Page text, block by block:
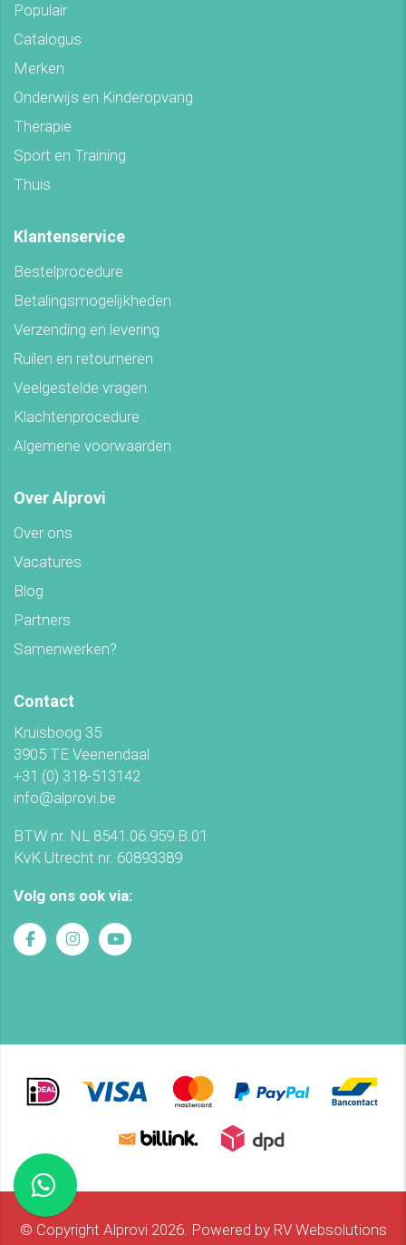
Populair
Catalogus
Merken
Onderwijs en Kinderopvang
Therapie
Sport en Training
Thuis
Klantenservice
Bestelprocedure
Betalingsmogelijkheden
Verzending en levering
Ruilen en retourneren
Veelgestelde vragen
Klachtenprocedure
Algemene voorwaarden
Over Alprovi
Over ons
Vacatures
Blog
Partners
Samenwerken?
Contact
Kruisboog 35
3905 TE Veenendaal
+31 (0) 318-513142
info@alprovi.be
BTW nr. NL 8541.06.959.B.01
KvK Utrecht nr. 60893389
Volg ons ook via:
© Copyright Alprovi 2026. Powered by RV Websolutions